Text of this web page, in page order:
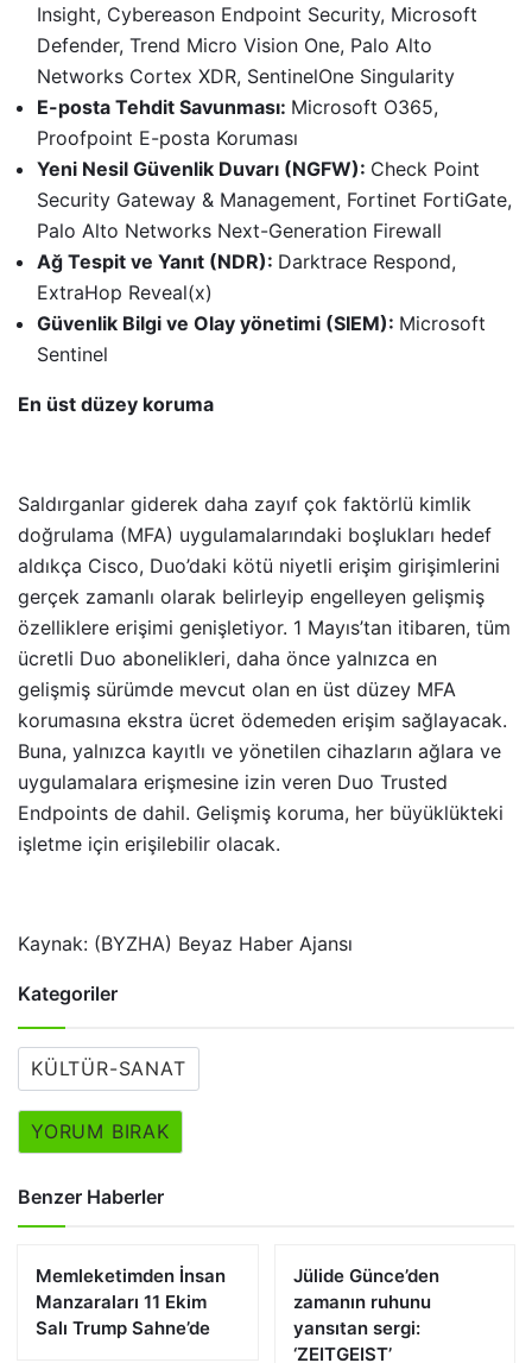
Insight, Cybereason Endpoint Security, Microsoft
Defender, Trend Micro Vision One, Palo Alto
Networks Cortex XDR, SentinelOne Singularity
E-posta Tehdit Savunması: Microsoft O365,
Proofpoint E-posta Koruması
Yeni Nesil Güvenlik Duvarı (NGFW): Check Point
Security Gateway & Management, Fortinet FortiGate,
Palo Alto Networks Next-Generation Firewall
Ağ Tespit ve Yanıt (NDR): Darktrace Respond,
ExtraHop Reveal(x)
Güvenlik Bilgi ve Olay yönetimi (SIEM): Microsoft
Sentinel
En üst düzey koruma
Saldırganlar giderek daha zayıf çok faktörlü kimlik
doğrulama (MFA) uygulamalarındaki boşlukları hedef
aldıkça Cisco, Duo’daki kötü niyetli erişim girişimlerini
gerçek zamanlı olarak belirleyip engelleyen gelişmiş
özelliklere erişimi genişletiyor. 1 Mayıs’tan itibaren, tüm
ücretli Duo abonelikleri, daha önce yalnızca en
gelişmiş sürümde mevcut olan en üst düzey MFA
korumasına ekstra ücret ödemeden erişim sağlayacak.
Buna, yalnızca kayıtlı ve yönetilen cihazların ağlara ve
uygulamalara erişmesine izin veren Duo Trusted
Endpoints de dahil. Gelişmiş koruma, her büyüklükteki
işletme için erişilebilir olacak.
Kaynak: (BYZHA) Beyaz Haber Ajansı
Kategoriler
KÜLTÜR-SANAT
YORUM BIRAK
Benzer Haberler
Memleketimden İnsan
Manzaraları 11 Ekim
Salı Trump Sahne’de
Jülide Günce’den
zamanın ruhunu
yansıtan sergi:
‘ZEITGEIST’